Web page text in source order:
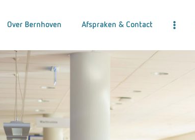
Over Bernhoven Afspraken & Contact